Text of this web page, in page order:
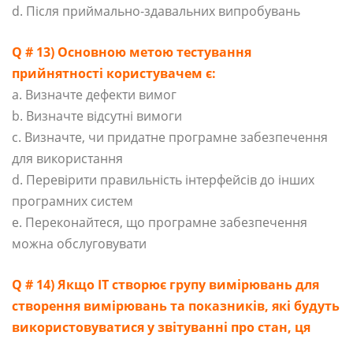
d. Після приймально-здавальних випробувань
Q # 13) Основною метою тестування
прийнятності користувачем є:
a. Визначте дефекти вимог
b. Визначте відсутні вимоги
c. Визначте, чи придатне програмне забезпечення
для використання
d. Перевірити правильність інтерфейсів до інших
програмних систем
e. Переконайтеся, що програмне забезпечення
можна обслуговувати
Q # 14) Якщо ІТ створює групу вимірювань для
створення вимірювань та показників, які будуть
використовуватися у звітуванні про стан, ця